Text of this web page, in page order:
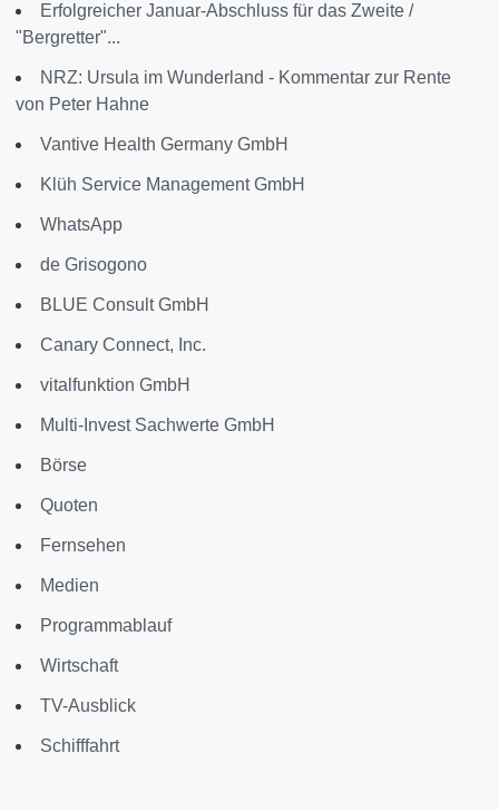
Erfolgreicher Januar-Abschluss für das Zweite /
"Bergretter"...
NRZ: Ursula im Wunderland - Kommentar zur Rente
von Peter Hahne
Vantive Health Germany GmbH
Klüh Service Management GmbH
WhatsApp
de Grisogono
BLUE Consult GmbH
Canary Connect, Inc.
vitalfunktion GmbH
Multi-Invest Sachwerte GmbH
Börse
Quoten
Fernsehen
Medien
Programmablauf
Wirtschaft
TV-Ausblick
Schifffahrt